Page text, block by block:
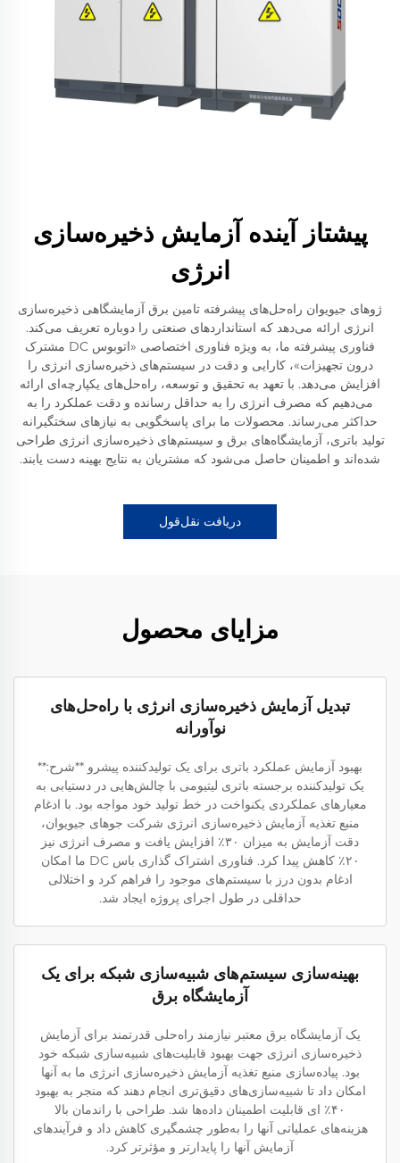
پیشتاز آینده آزمایش ذخیره‌سازی
انرژی
ژوهای جیویوان راه‌حل‌های پیشرفته تامین برق آزمایشگاهی ذخیره‌سازی
انرژی ارائه می‌دهد که استانداردهای صنعتی را دوباره تعریف می‌کند.
فناوری پیشرفته ما، به ویژه فناوری اختصاصی «اتوبوس DC مشترک
درون تجهیزات»، کارایی و دقت در سیستم‌های ذخیره‌سازی انرژی را
افزایش می‌دهد. با تعهد به تحقیق و توسعه، راه‌حل‌های یکپارچه‌ای ارائه
می‌دهیم که مصرف انرژی را به حداقل رسانده و دقت عملکرد را به
حداکثر می‌رساند. محصولات ما برای پاسخگویی به نیازهای سختگیرانه
تولید باتری، آزمایشگاه‌های برق و سیستم‌های ذخیره‌سازی انرژی طراحی
شده‌اند و اطمینان حاصل می‌شود که مشتریان به نتایج بهینه دست یابند.
دریافت نقل‌قول
مزایای محصول
تبدیل آزمایش ذخیره‌سازی انرژی با راه‌حل‌های
نوآورانه
بهبود آزمایش عملکرد باتری برای یک تولیدکننده پیشرو **شرح:**
یک تولیدکننده برجسته باتری لیتیومی با چالش‌هایی در دستیابی به
معیارهای عملکردی یکنواخت در خط تولید خود مواجه بود. با ادغام
منبع تغذیه آزمایش ذخیره‌سازی انرژی شرکت جوهای جیویوان،
دقت آزمایش به میزان ۳۰٪ افزایش یافت و مصرف انرژی نیز
۲۰٪ کاهش پیدا کرد. فناوری اشتراک گذاری باس DC ما امکان
ادغام بدون درز با سیستم‌های موجود را فراهم کرد و اختلالی
حداقلی در طول اجرای پروژه ایجاد شد.
بهینه‌سازی سیستم‌های شبیه‌سازی شبکه برای یک
آزمایشگاه برق
یک آزمایشگاه برق معتبر نیازمند راه‌حلی قدرتمند برای آزمایش
ذخیره‌سازی انرژی جهت بهبود قابلیت‌های شبیه‌سازی شبکه خود
بود. پیاده‌سازی منبع تغذیه آزمایش ذخیره‌سازی انرژی ما به آنها
امکان داد تا شبیه‌سازی‌های دقیق‌تری انجام دهند که منجر به بهبود
۴۰٪ ای قابلیت اطمینان داده‌ها شد. طراحی با راندمان بالا
هزینه‌های عملیاتی آنها را به‌طور چشمگیری کاهش داد و فرآیندهای
آزمایش آنها را پایدارتر و مؤثرتر کرد.